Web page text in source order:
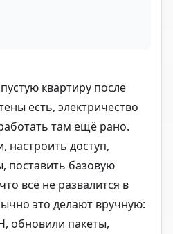
квартиру после
есть, электричество
там ещё рано.
настроить доступ,
поставить базовую
всё не развалится в
это делают вручную:
обновили пакеты,